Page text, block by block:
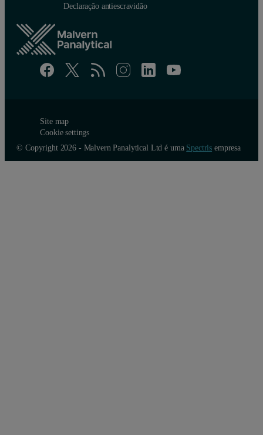
Declaração antiescravidão
Site map
Cookie settings
© Copyright 2026 - Malvern Panalytical Ltd é uma Spectris empresa